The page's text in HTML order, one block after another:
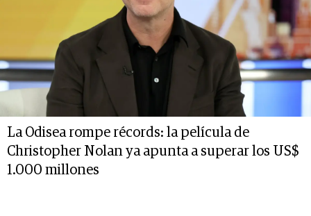
La Odisea rompe récords: la película de
Christopher Nolan ya apunta a superar los US$
1.000 millones